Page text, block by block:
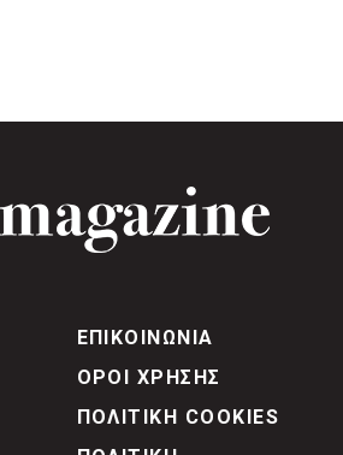
ΕΠΙΚΟΙΝΩΝΙΑ
ΟΡΟΙ ΧΡΗΣΗΣ
ΠΟΛΙΤΙΚΗ COOKIES